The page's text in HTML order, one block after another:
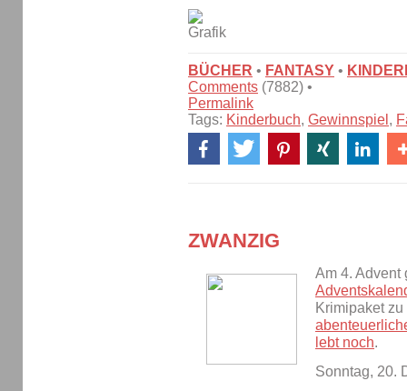
BÜCHER • FANTASY •
Comments (7882) •
Permalink
Tags: Kinderbuch, Gewinnspiel ,
ZWANZIG
Am 4.
Krimipaket
lebt noch.
Sonntag, 20.